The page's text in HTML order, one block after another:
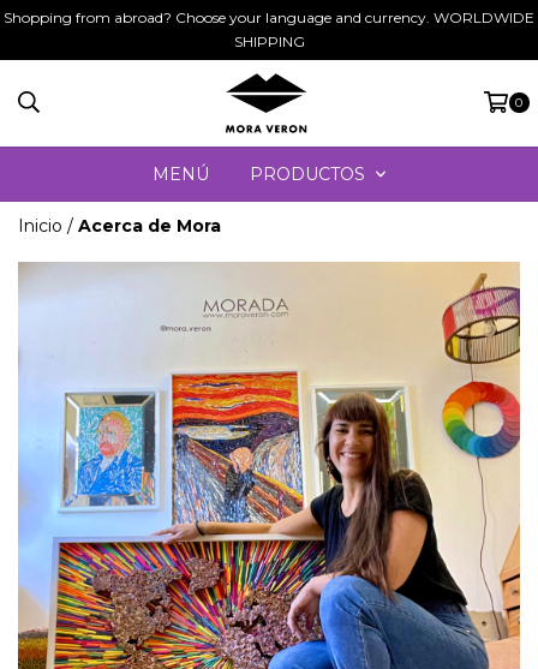
Shopping from abroad? Choose your language and currency. WORLDWIDE
SHIPPING
0
MENÚ PRODUCTOS
Inicio / Acerca de Mora